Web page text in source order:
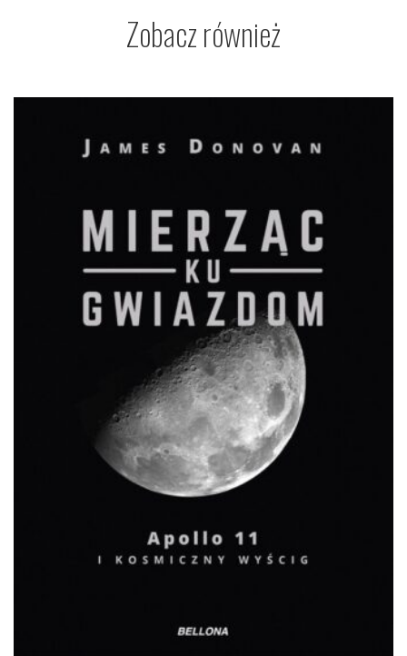
Zobacz również